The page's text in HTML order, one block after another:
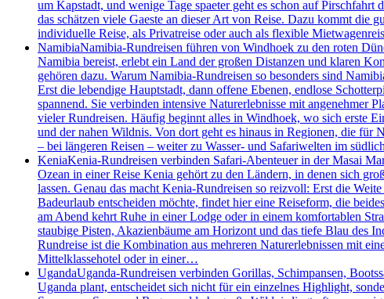
um Kapstadt, und wenige Tage spaeter geht es schon auf
das schätzen viele Gaeste an dieser Art von Reise. Dazu kommt die
individuelle Reise, als Privatreise oder auch als flexible
NamibiaNamibia-Rundreisen führen von Windhoek zu den roten
Namibia bereist, erlebt ein Land der großen Distanzen und klaren
gehören dazu. Warum Namibia-Rundreisen so besonders sind
Erst die lebendige Hauptstadt, dann offene Ebenen, endlose
spannend. Sie verbinden intensive Naturerlebnisse mit angenehmer
vieler Rundreisen. Häufig beginnt alles in Windhoek, wo sich erste
und der nahen Wildnis. Von dort geht es hinaus in Regionen, die
– bei längeren Reisen – weiter zu Wasser- und Safariwelten im
KeniaKenia-Rundreisen verbinden Safari-Abenteuer in der Masai
Ozean in einer Reise Kenia gehört zu den Ländern, in denen sich
lassen. Genau das macht Kenia-Rundreisen so reizvoll: Erst die
Badeurlaub entscheiden möchte, findet hier eine Reiseform, die
am Abend kehrt Ruhe in einer Lodge oder in einem komfortablen
staubige Pisten, Akazienbäume am Horizont und das tiefe Blau des
Rundreise ist die Kombination aus mehreren Naturerlebnissen mit
Mittelklassehotel oder in einer…
UgandaUganda-Rundreisen verbinden Gorillas, Schimpansen,
Uganda plant, entscheidet sich nicht für ein einzelnes Highlight,